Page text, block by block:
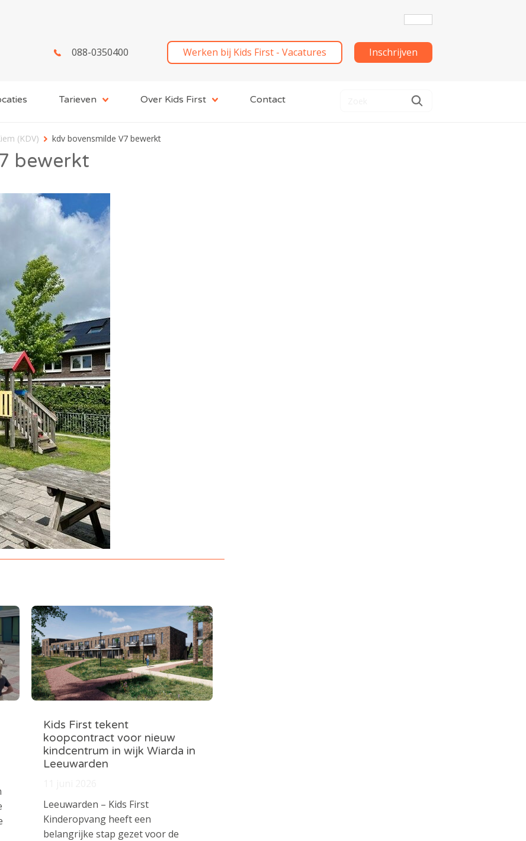
088-0350400 Werken bij Kids First - Vacatures Inschrijven
Tarieven Over Kids First Contact
(KDV) kdv bovensmilde V7 bewerkt
bewerkt
Kids First tekent
koopcontract voor nieuw
kindcentrum in wijk Wiarda in
Leeuwarden
Leeuwarden – Kids First
Kinderopvang heeft een
belangrijke stap gezet voor de